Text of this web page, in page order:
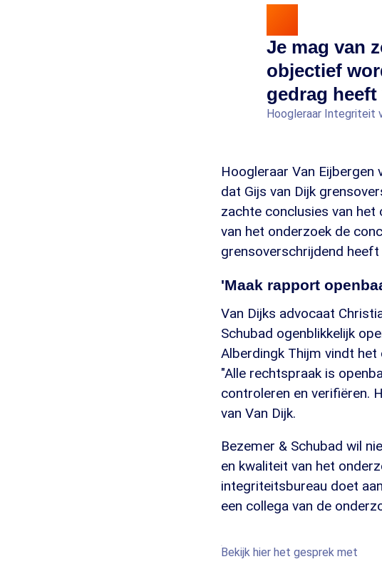
Je mag van
objectief
gedrag
Hoogleraar Integriteit
Hoogleraar Van
dat Gijs van Dijk
zachte conclusies van
van het onderzoek de
grensoverschrijdend heeft
'Maak rapport
Van Dijks advocaat
Schubad ogenblikkelijk
Alberdingk Thijm vindt
"Alle rechtspraak is
controleren en verifiëren.
van Van Dijk.
Bezemer & Schubad wil
en kwaliteit van het
integriteitsbureau doet aan
een collega van de
Bekijk hier het gesprek met